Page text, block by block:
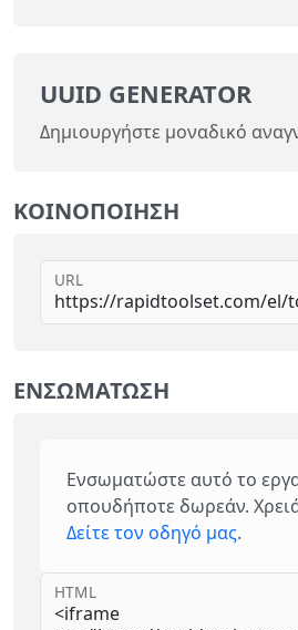
UUID GENERATOR
Δημιουργήστε μοναδικό
ΚΟΙΝΟΠΟΊΗΣΗ
URL
ΕΝΣΩΜΆΤΩΣΗ
Ενσωματώστε αυτό το
οπουδήποτε δωρεάν.
Δείτε τον οδηγό μας.
HTML